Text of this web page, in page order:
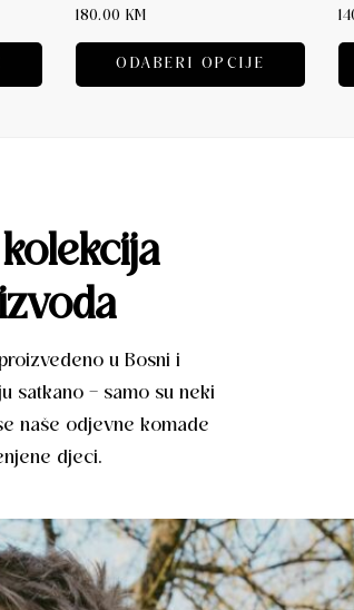
180.00KM
ODABERI OPCIJE
u Bosni i
satkano – samo su neki
naše odjevne komade
djeci.